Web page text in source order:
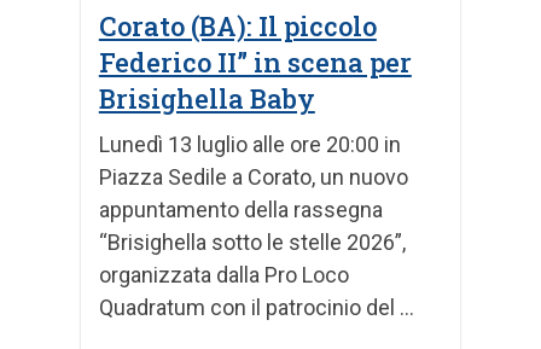
Corato (BA): Il piccolo
Federico II” in scena per
Brisighella Baby
​Lunedì 13 luglio alle ore 20:00 in
Piazza Sedile a Corato, un nuovo
appuntamento della rassegna
“Brisighella sotto le stelle 2026”,
organizzata dalla Pro Loco
Quadratum con il patrocinio del ...